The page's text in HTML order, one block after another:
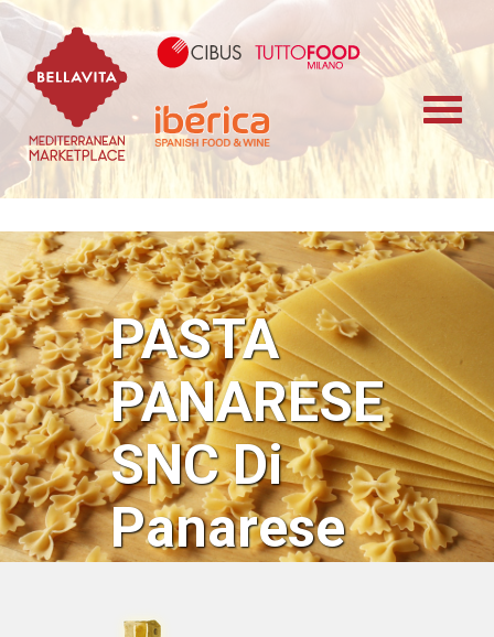
Bellavita Marketplace Cibus TuttoFood
PASTA
PANARESE
SNC Di
Panarese